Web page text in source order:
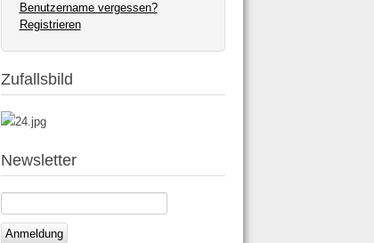
Benutzername vergessen?
Registrieren
Zufallsbild
Newsletter
Anmeldung